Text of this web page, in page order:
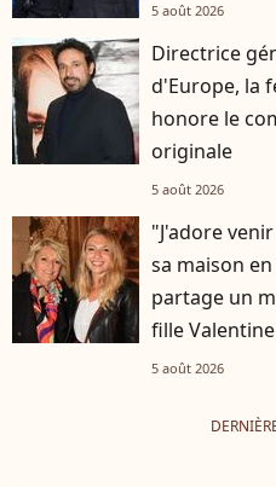
5 août 2026
Directrice
d'Europe, la
honore le
originale
5 août 2026
"J'adore
sa maison
partage un
fille
5 août 2026